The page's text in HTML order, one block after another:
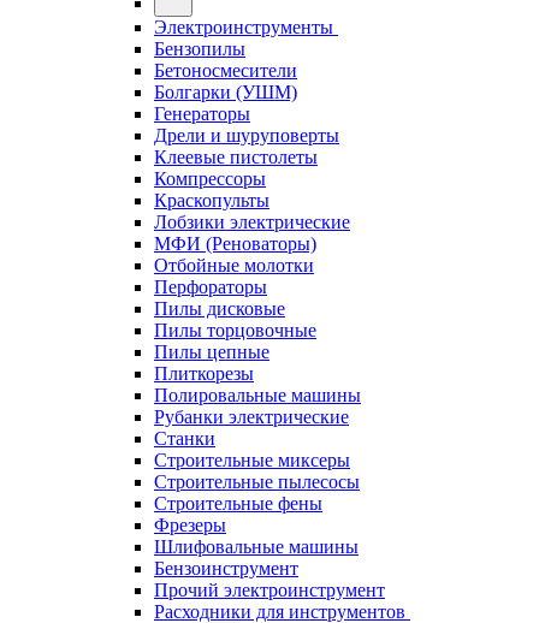
Электроинструменты
Бензопилы
Бетоносмесители
Болгарки (УШМ)
Генераторы
Дрели и шуруповерты
Клеевые пистолеты
Компрессоры
Краскопульты
Лобзики электрические
МФИ (Реноваторы)
Отбойные молотки
Перфораторы
Пилы дисковые
Пилы торцовочные
Пилы цепные
Плиткорезы
Полировальные машины
Рубанки электрические
Станки
Строительные миксеры
Строительные пылесосы
Строительные фены
Фрезеры
Шлифовальные машины
Бензоинструмент
Прочий электроинструмент
Расходники для инструментов